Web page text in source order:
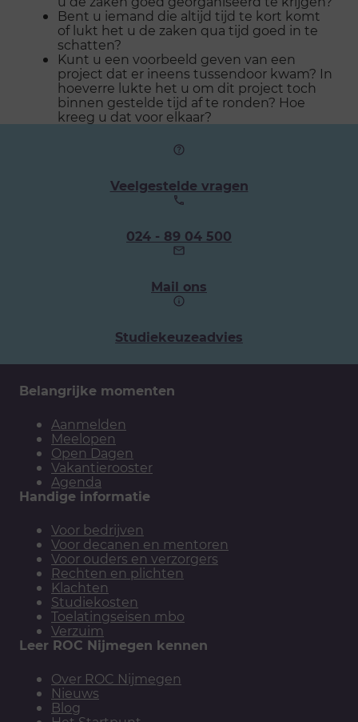
Bent u iemand die altijd tijd te kort komt
of lukt het u de zaken qua tijd goed in te
schatten?
Kunt u een voorbeeld geven van een
project dat er ineens tussendoor kwam? In
hoeverre lukte het u om dit project toch
binnen gestelde tijd af te ronden? Hoe
kreeg u dat voor elkaar?
Veelgestelde vragen
Ons
telefoonnummer:
024 - 89 04 500
Mail ons
Studiekeuzeadvies
Belangrijke momenten
Aanmelden
Meelopen
Open Dagen
Vakantierooster
Agenda
Handige informatie
Voor bedrijven
Voor decanen en mentoren
Voor ouders en verzorgers
Rechten en plichten
Klachten
Studiekosten
Toelatingseisen mbo
Verzuim
Leer ROC Nijmegen kennen
Over ROC Nijmegen
Nieuws
Blog